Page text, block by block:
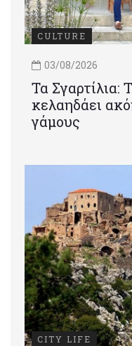
CULTURE
03/08/2026
Τα Σγαρτίλια:
κελαηδάει
γάμους
CITY LIFE